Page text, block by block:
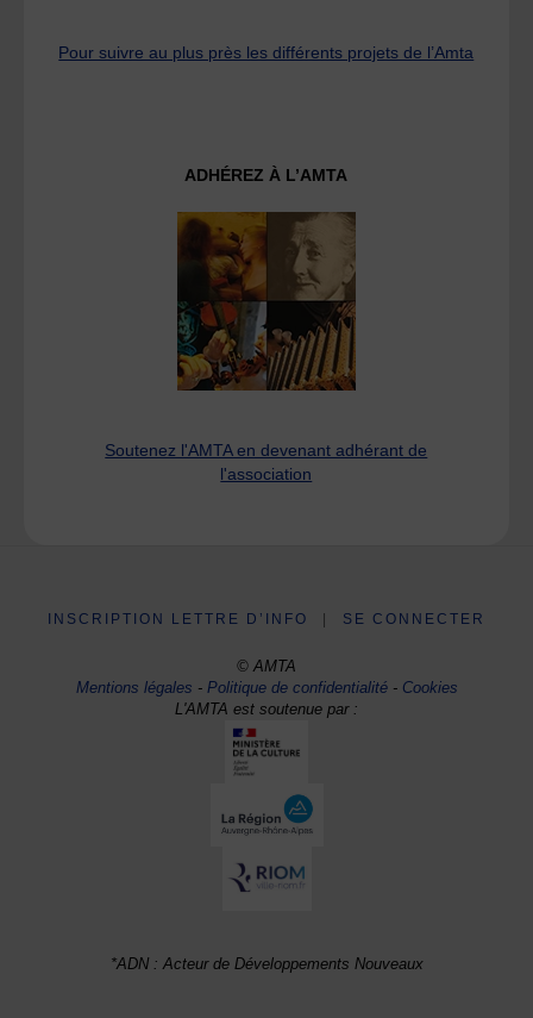
Pour suivre au plus près les différents projets de l’Amta
ADHÉREZ À L’AMTA
Soutenez l'AMTA en devenant adhérant de
l'association
INSCRIPTION LETTRE D’INFO SE CONNECTER
© AMTA
Mentions légales -Politique de confidentialité- Cookies
L'AMTA est soutenue par :
*ADN : Acteur de Développements Nouveaux